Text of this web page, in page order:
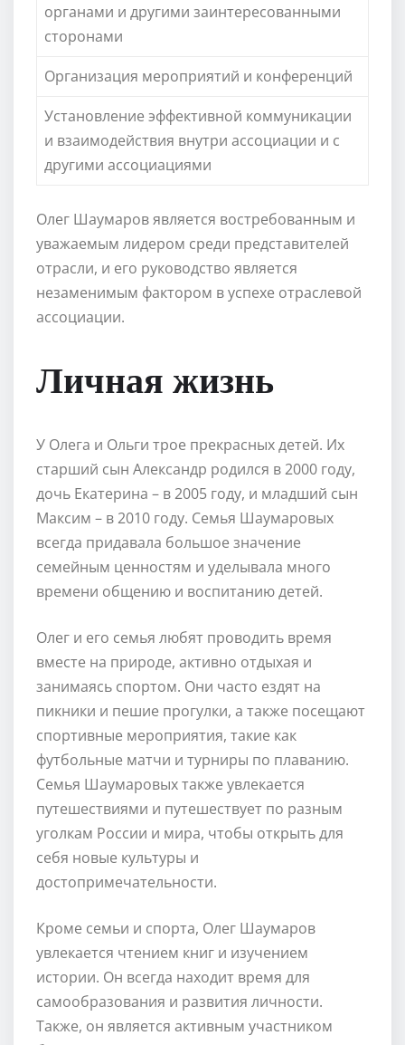
органами и другими заинтересованными
сторонами
Организация мероприятий и конференций
Установление эффективной коммуникации
и взаимодействия внутри ассоциации и с
другими ассоциациями
Олег Шаумаров является востребованным и
уважаемым лидером среди представителей
отрасли, и его руководство является
незаменимым фактором в успехе отраслевой
ассоциации.
Личная жизнь
У Олега и Ольги трое прекрасных детей. Их
старший сын Александр родился в 2000 году,
дочь Екатерина – в 2005 году, и младший сын
Максим – в 2010 году. Семья Шаумаровых
всегда придавала большое значение
семейным ценностям и уделывала много
времени общению и воспитанию детей.
Олег и его семья любят проводить время
вместе на природе, активно отдыхая и
занимаясь спортом. Они часто ездят на
пикники и пешие прогулки, а также посещают
спортивные мероприятия, такие как
футбольные матчи и турниры по плаванию.
Семья Шаумаровых также увлекается
путешествиями и путешествует по разным
уголкам России и мира, чтобы открыть для
себя новые культуры и
достопримечательности.
Кроме семьи и спорта, Олег Шаумаров
увлекается чтением книг и изучением
истории. Он всегда находит время для
самообразования и развития личности.
Также, он является активным участником